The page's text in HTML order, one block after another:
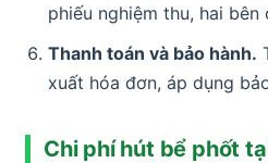
phiếu nghiệm thu, hai bên
Thanh toán và bảo hành.
xuất hóa đơn, áp dụng
Chi phí hút bể phốt